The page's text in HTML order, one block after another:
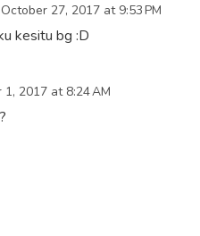
October 27, 2017 at 9:53 PM
kesitu bg :D
1, 2017 at 8:24 AM